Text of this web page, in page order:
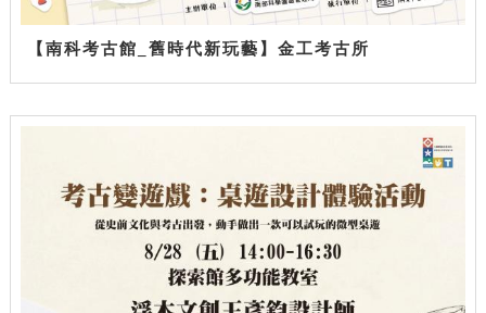
【南科考古館_舊時代新玩藝】金工考古所